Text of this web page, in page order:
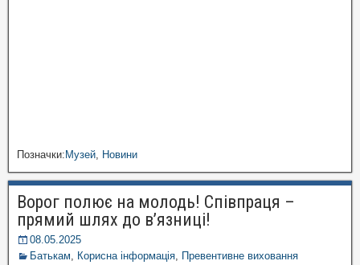
Позначки:Музей Новини
Ворог полює на молодь! Співпраця –
прямий шлях до в’язниці!
08.05.2025
Батькам
Корисна інформація Превентивне виховання